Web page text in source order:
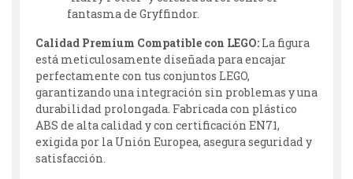
fantasma de Gryffindor.
Calidad Premium Compatible con LEGO: La figura
está meticulosamente diseñada para encajar
perfectamente con tus conjuntos LEGO,
garantizando una integración sin problemas y una
durabilidad prolongada. Fabricada con plástico
ABS de alta calidad y con certificación EN71,
exigida por la Unión Europea, asegura seguridad y
satisfacción.